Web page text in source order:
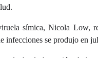
símica, Nicola Low,
infecciones se produjo en